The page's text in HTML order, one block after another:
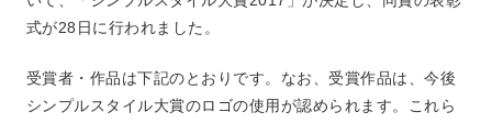
式が28日に行われました。
受賞者・作品は下記のとおりです。なお、受賞作品は、今後
シンプルスタイル大賞のロゴの使用が認められます。これら